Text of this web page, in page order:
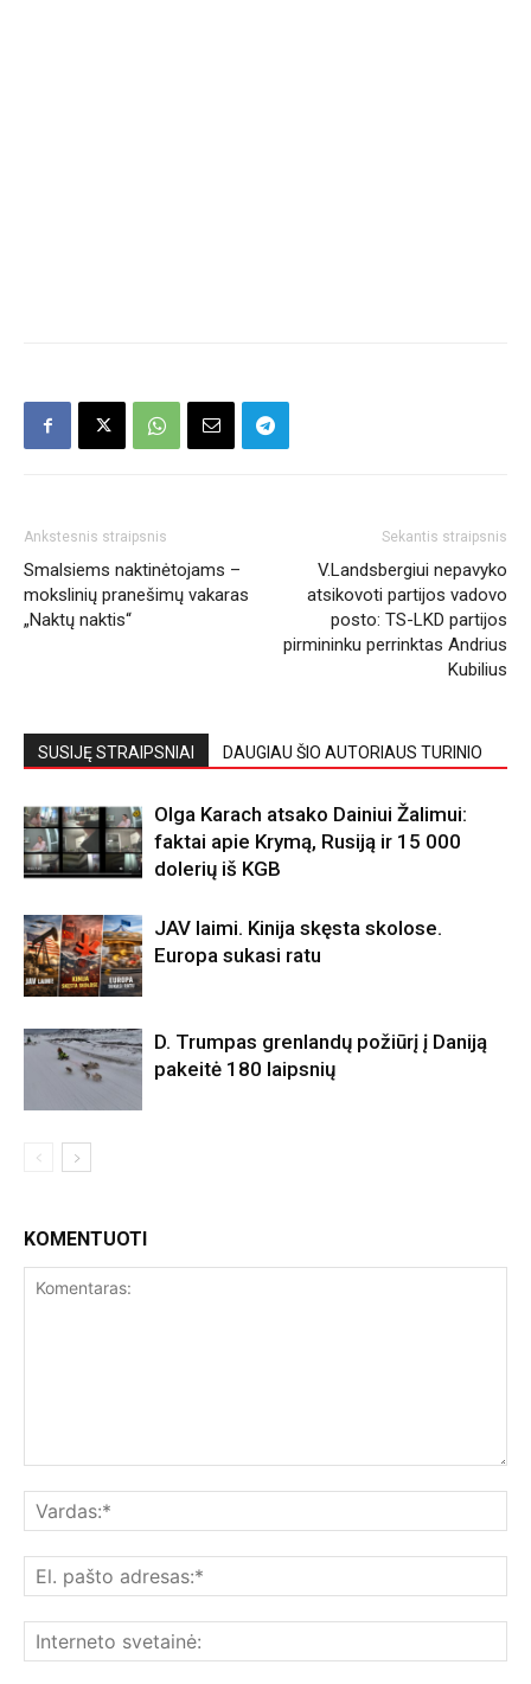
Ankstesnis straipsnis
Smalsiems naktinėtojams –
mokslinių pranešimų vakaras
„Naktų naktis“
Sekantis straipsnis
V.Landsbergiui nepavyko
atsikovoti partijos vadovo
posto: TS-LKD partijos
pirmininku perrinktas Andrius
Kubilius
SUSIJĘ STRAIPSNIAI DAUGIAU ŠIO AUTORIAUS TURINIO
Olga Karach atsako Dainiui Žalimui:
faktai apie Krymą, Rusiją ir 15 000
dolerių iš KGB
JAV laimi. Kinija skęsta skolose.
Europa sukasi ratu
D. Trumpas grenlandų požiūrį į Daniją
pakeitė 180 laipsnių
KOMENTUOTI